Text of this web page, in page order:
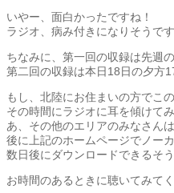
いやー、面白かったですね！
ラジオ、病み付きになりそうです
ちなみに、第一回の収録は先週
第二回の収録は本日18日の夕方
もし、北陸にお住まいの方でこ
その時間にラジオに耳を傾けてみ
あ、その他のエリアのみなさんは
後に上記のホームページでノー
数日後にダウンロードできるそう
お時間のあるときに聴いてみてく